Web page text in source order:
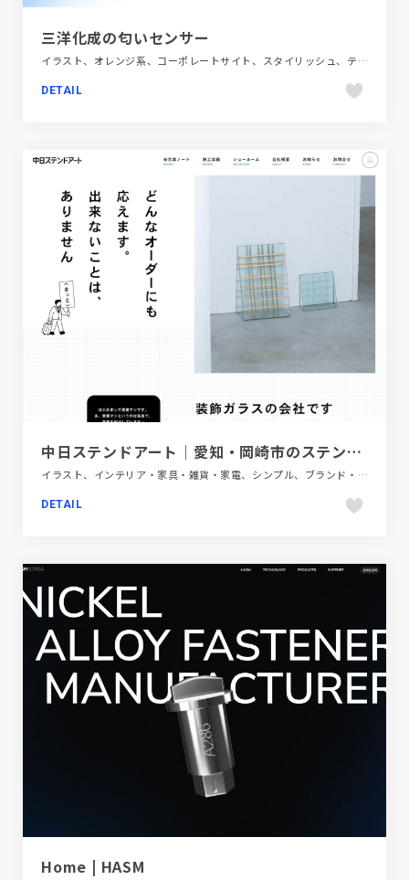
三洋化成の匂いセンサー
イラスト、オレンジ系、コーポレートサイト、スタイリッシュ、テクノロジー・サイエンス、ブランド・サービスサイト、ブルー系
DETAIL
中日ステンドアート｜愛知・岡崎市のステンドグラス、装飾ガラス制作会社
イラスト、インテリア・家具・雑貨・家電、シンプル、ブランド・サービスサイト、ホワイト系、大きめ写真
DETAIL
Home | HASM